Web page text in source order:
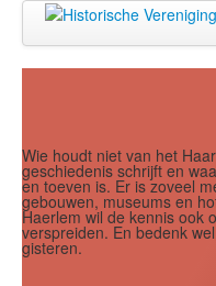
Zien
Lezen
Over ons
Wie houdt niet van het
geschiedenis schrijft en
en toeven is. Er is zoveel
gebouwen, museums en
Haerlem wil de kennis ook
verspreiden. En bedenk
gisteren.
Jaar Maand